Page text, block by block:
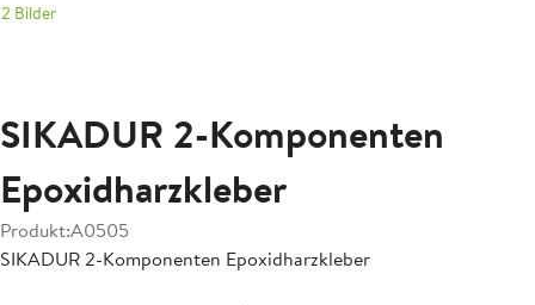
2 Bilder
SIKADUR 2-Komponenten
Epoxidharzkleber
Produkt:A0505
SIKADUR 2-Komponenten Epoxidharzkleber